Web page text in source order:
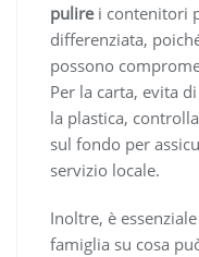
pulirei contenitori
differenziata,
possono
Per la carta, evita
la plastica,
sul fondo per
servizio locale.
Inoltre, è
famiglia su cosa